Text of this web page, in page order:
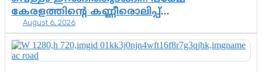
കേരളത്തിന്റെ കണ്ണീരൊലിപ്പ്
എന്നവസാനിക്കും?
August 6, 2026